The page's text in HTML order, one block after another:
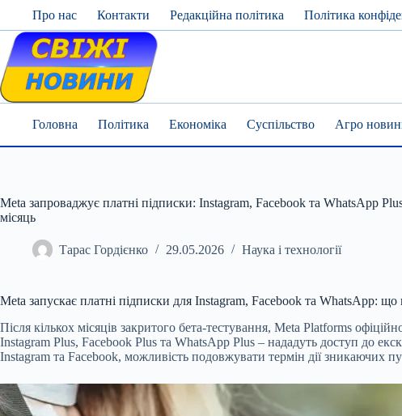
content
Про нас Контакти Редакційна політика Політика
Головна Політика Економіка Суспільство Агро
Meta запроваджує платні підписки: Instagram, Facebook та WhatsApp
місяць
Тарас Гордієнко 29.05.2026 Наука і технології
Meta запускає платні підписки для Instagram, Facebook та WhatsApp: що
Після кількох місяців закритого бета-тестування, Meta Platforms
Instagram Plus, Facebook Plus та WhatsApp Plus – нададуть доступ до
Instagram та Facebook, можливість подовжувати термін дії зникаючих